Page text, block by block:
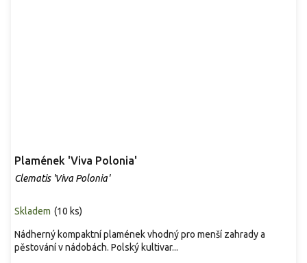
Plamének 'Viva Polonia'
Clematis 'Viva Polonia'
Skladem (10 ks)
Nádherný kompaktní plamének vhodný pro menší zahrady a
pěstování v nádobách. Polský kultivar...